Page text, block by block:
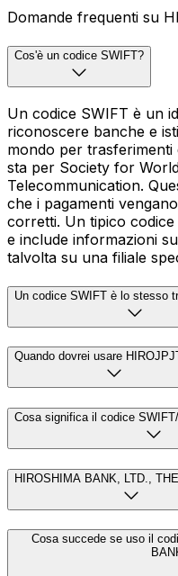
Domande frequenti su
Cos'è un codice SWIFT?
Un codice SWIFT è un
riconoscere banche e
mondo per trasferimenti
sta per Society for
Telecommunication.
che i pagamenti
corretti. Un tipico
e include informazioni
talvolta su una filiale
Un codice SWIFT è lo stesso
Quando dovrei usare
Cosa significa il codice
HIROSHIMA BANK, LTD.,
Cosa succede se uso il